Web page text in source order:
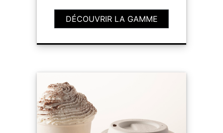
DÉCOUVRIR LA GAMME